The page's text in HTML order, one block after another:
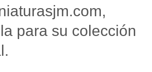
para su colección